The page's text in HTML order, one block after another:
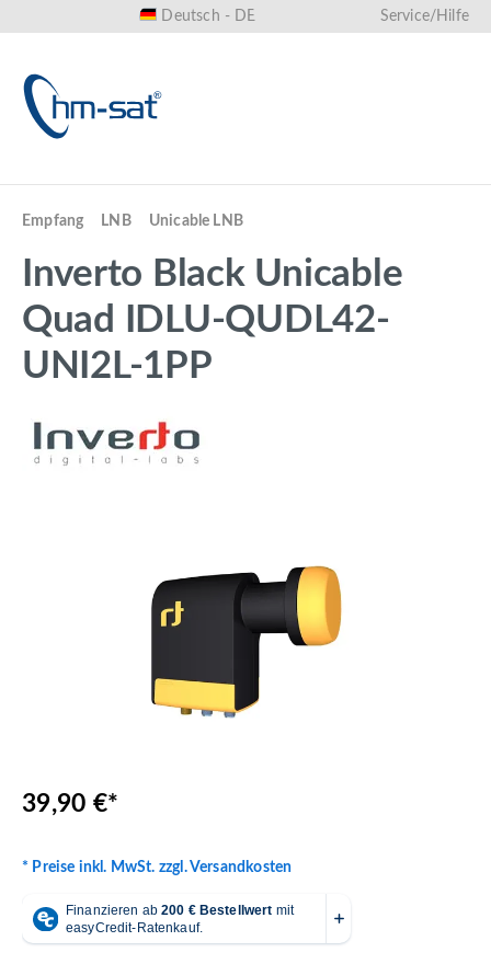
Deutsch - DE Service/Hilfe
Empfang LNB Unicable LNB
Inverto Black Unicable
Quad IDLU-QUDL42-
UNI2L-1PP
39,90 €*
* Preise inkl. MwSt. zzgl. Versandkosten